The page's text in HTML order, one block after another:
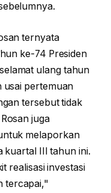
ternyata
ke-74 Presiden
ulang tahun
usai pertemuan
tersebut tidak
juga
melaporkan
kuartal III tahun ini.
realisasi investasi
tercapai,"